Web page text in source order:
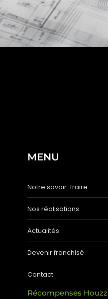
MENU
Notre savoir-fraire
Nos réalisations
Actualités
Devenir franchisé
Contact
Récompenses Houzz